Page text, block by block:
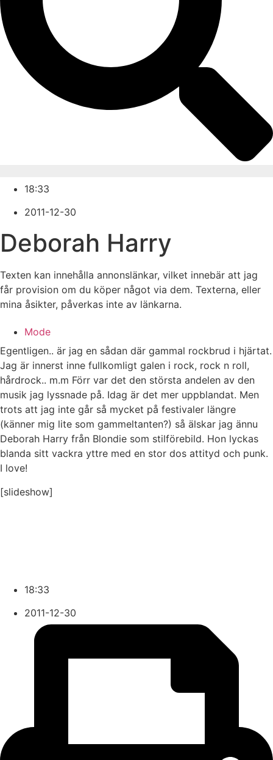
18:33
2011-12-30
Deborah Harry
Texten kan innehålla annonslänkar, vilket innebär att jag
får provision om du köper något via dem. Texterna, eller
mina åsikter, påverkas inte av länkarna.
Mode
Egentligen.. är jag en sådan där gammal rockbrud i hjärtat.
Jag är innerst inne fullkomligt galen i rock, rock n roll,
hårdrock.. m.m Förr var det den största andelen av den
musik jag lyssnade på. Idag är det mer uppblandat. Men
trots att jag inte går så mycket på festivaler längre
(känner mig lite som gammeltanten?) så älskar jag ännu
Deborah Harry från Blondie som stilförebild. Hon lyckas
blanda sitt vackra yttre med en stor dos attityd och punk.
I love!
[slideshow]
18:33
2011-12-30